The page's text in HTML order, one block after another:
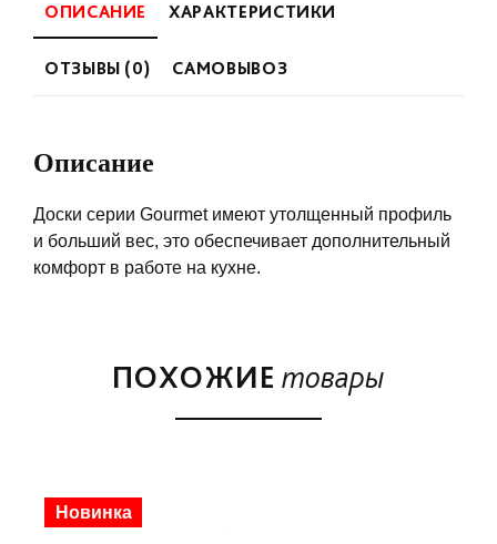
ОПИСАНИЕ ХАРАКТЕРИСТИКИ
ОТЗЫВЫ (0) САМОВЫВОЗ
Описание
Доски серии Gourmet имеют утолщенный профиль
и больший вес, это обеспечивает дополнительный
комфорт в работе на кухне.
ПОХОЖИЕ товары
Новинка